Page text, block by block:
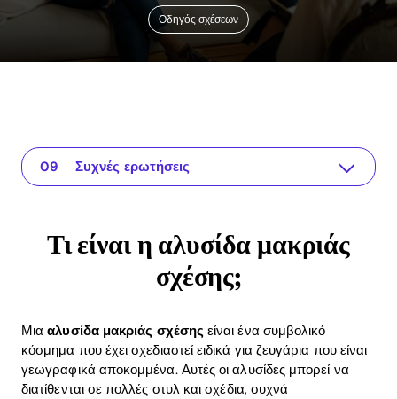
Οδηγός σχέσεων
Τι είναι η αλυσίδα μακριάς σχέσης;
Η εφαρμογή για τη σχέση σας
Γιατί είναι σημαντικές οι αλυσίδες μακριάς σχέσης;
Συναισθηματικά οφέλη της αλυσίδας
Τεχνικές εξηγήσεις για κοσμήματα μακριάς σχέσης
Πρακτικά παραδείγματα αλυσίδων μακριάς σχέσης
Οφέλη ROI μιας αλυσίδας μακριάς σχέσης
Συμπληρωματικές σκέψεις για μακρινές σχέσεις
Συχνές ερωτήσεις
Τι είναι η αλυσίδα μακριάς
σχέσης;
Μιααλυσίδα μακριάς σχέσηςείναι ένα συμβολικό
κόσμημα που έχει σχεδιαστεί ειδικά για ζευγάρια που είναι
γεωγραφικά αποκομμένα. Αυτές οι αλυσίδες μπορεί να
διατίθενται σε πολλές στυλ και σχέδια, συχνά